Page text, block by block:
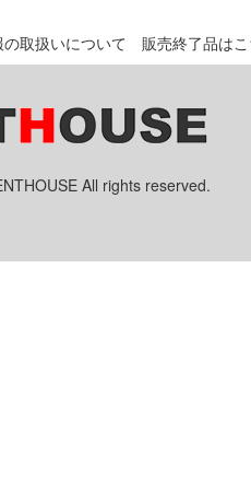
取扱いについて 販売終了品は
All rights reserved.